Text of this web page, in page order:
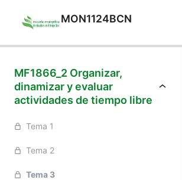
MON1124BCN
MF1866_2 Organizar,
dinamizar y evaluar
actividades de tiempo libre
Tema 1
Tema 2
Tema 3